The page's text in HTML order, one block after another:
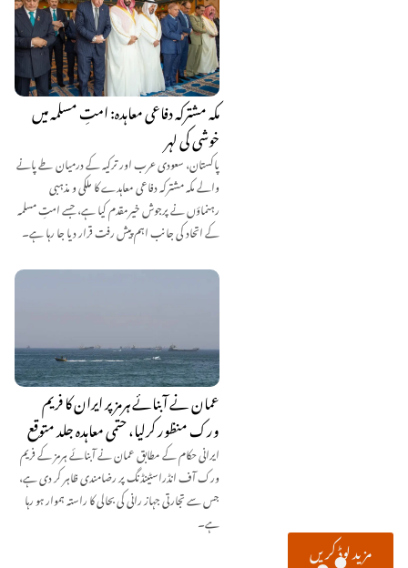
مکہ مشترکہ دفاعی معاہدہ: امتِ مسلمہ میں
خوشی کی لہر
پاکستان، سعودی عرب اور ترکیہ کے درمیان طے پانے
والے مکہ مشترکہ دفاعی معاہدے کا ملکی و مذہبی
رہنماؤں نے پرجوش خیرمقدم کیا ہے، جسے امتِ مسلمہ
کے اتحاد کی جانب اہم پیش رفت قرار دیا جا رہا ہے۔
عمان نے آبنائے ہرمز پر ایران کا فریم
ورک منظور کرلیا، حتمی معاہدہ جلد متوقع
ایرانی حکام کے مطابق عمان نے آبنائے ہرمز کے فریم
ورک آف انڈراسٹینڈنگ پر رضامندی ظاہر کر دی ہے،
جس سے تجارتی جہاز رانی کی بحالی کا راستہ ہموار ہو رہا
ہے۔
مزید لوڈ کریں